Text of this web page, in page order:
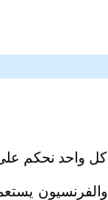
كل واحد نحكم
والفرنسيون